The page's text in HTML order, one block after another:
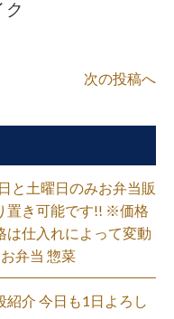
次の投稿へ
と土曜日のみお弁当販
置き可能です!! ※価格
仕入れによって変動
弁当 惣菜
紹介 今日も1日よろし